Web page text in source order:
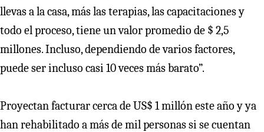
llevas a la casa, más las terapias, las capacitaciones y
todo el proceso, tiene un valor promedio de $ 2,5
millones. Incluso, dependiendo de varios factores,
puede ser incluso casi 10 veces más barato”.
Proyectan facturar cerca de US$ 1 millón este año y ya
han rehabilitado a más de mil personas si se cuentan